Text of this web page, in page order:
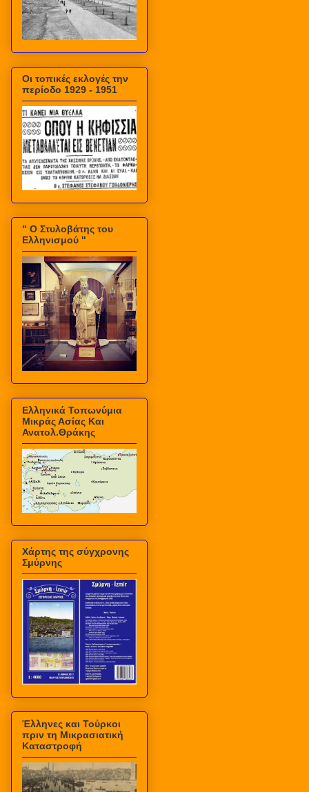
Οι τοπικές εκλογές την
περίοδο 1929 - 1951
" Ο Στυλοβάτης του
Ελληνισμού "
Ελληνικά Τοπωνύμια
Μικράς Ασίας Και
Ανατολ.Θράκης
Χάρτης της σύγχρονης
Σμύρνης
Έλληνες και Τούρκοι
πριν τη Μικρασιατική
Καταστροφή